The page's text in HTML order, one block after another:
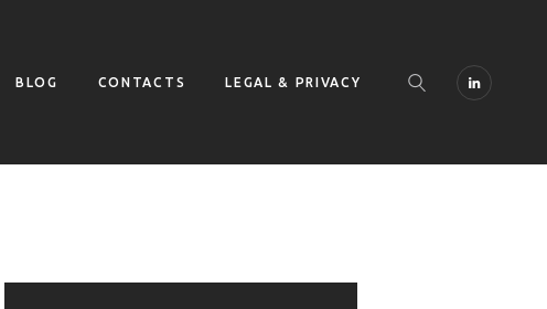
BLOG CONTACTS LEGAL & PRIVACY